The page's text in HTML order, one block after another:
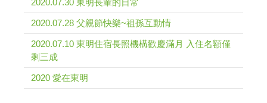
2020.07.30 東明長輩的日常
2020.07.28 父親節快樂~祖孫互動情
2020.07.10 東明住宿長照機構歡慶滿月 入住名額僅
剩三成
2020 愛在東明